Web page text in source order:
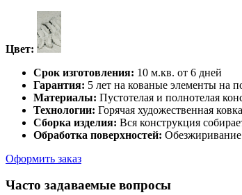
Цвет:
Срок изготовления: 10 м.кв. от 6 дней
Гарантия: 5 лет на кованые элементы на
Материалы: Пустотелая и полнотелая
Технологии: Горячая художественная
Сборка изделия: Вся конструкция
Обработка поверхностей: Обезжиривание
Оформить заказ
Часто задаваемые вопросы